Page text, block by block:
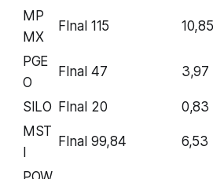
MP
MX
FInal 115 10,85
PGE
O
FInal 47 3,97
SILO FInal 20 0,83
MST
I
FInal 99,84 6,53